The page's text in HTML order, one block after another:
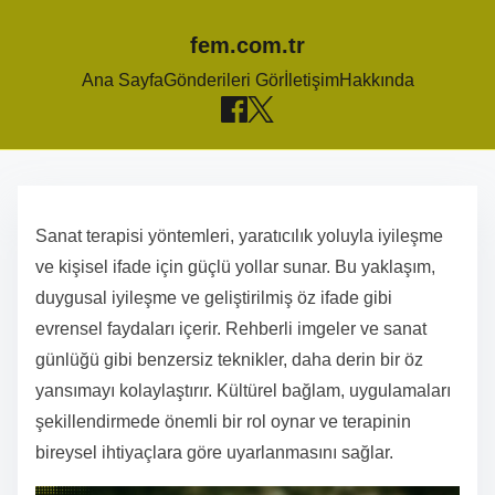
fem.com.tr
Ana SayfaGönderileri GörİletişimHakkında
Sanat terapisi yöntemleri, yaratıcılık yoluyla iyileşme
ve kişisel ifade için güçlü yollar sunar. Bu yaklaşım,
duygusal iyileşme ve geliştirilmiş öz ifade gibi
evrensel faydaları içerir. Rehberli imgeler ve sanat
günlüğü gibi benzersiz teknikler, daha derin bir öz
yansımayı kolaylaştırır. Kültürel bağlam, uygulamaları
şekillendirmede önemli bir rol oynar ve terapinin
bireysel ihtiyaçlara göre uyarlanmasını sağlar.